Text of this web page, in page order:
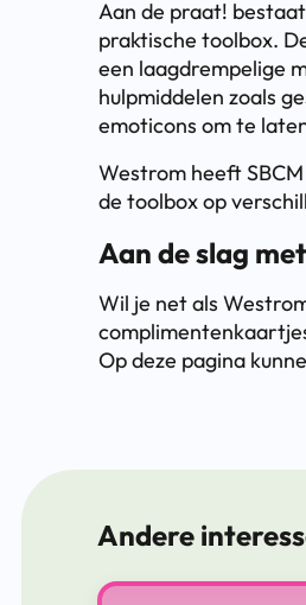
Aan de praat!
praktische toolbox.
een laagdrempelige
hulpmiddelen zoals
emoticons om te
Westrom heeft
de toolbox op
Aan de slag
Wil je net als
Op deze pagina
Andere